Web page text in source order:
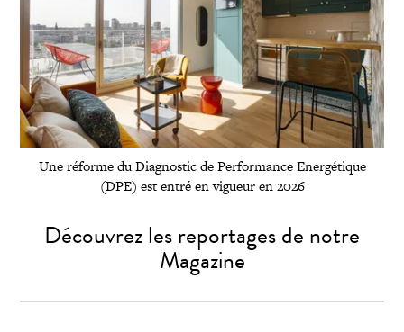
Une réforme du Diagnostic de Performance Energétique
(DPE) est entré en vigueur en 2026
Découvrez les reportages de notre
Magazine